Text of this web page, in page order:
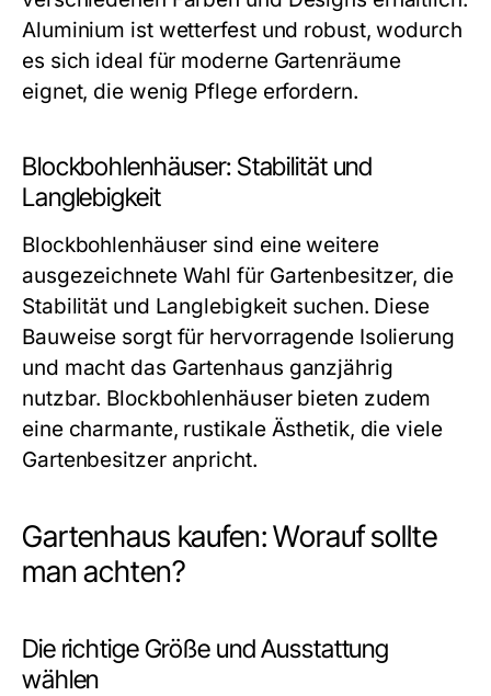
Aluminium ist wetterfest und robust, wodurch
es sich ideal für moderne Gartenräume
eignet, die wenig Pflege erfordern.
Blockbohlenhäuser: Stabilität und
Langlebigkeit
Blockbohlenhäuser sind eine weitere
ausgezeichnete Wahl für Gartenbesitzer, die
Stabilität und Langlebigkeit suchen. Diese
Bauweise sorgt für hervorragende Isolierung
und macht das Gartenhaus ganzjährig
nutzbar. Blockbohlenhäuser bieten zudem
eine charmante, rustikale Ästhetik, die viele
Gartenbesitzer anpricht.
Gartenhaus kaufen: Worauf sollte
man achten?
Die richtige Größe und Ausstattung
wählen